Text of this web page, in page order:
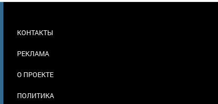
В
КОНТАКТЫ
РЕКЛАМА
О ПРОЕКТЕ
ПОЛИТИКА